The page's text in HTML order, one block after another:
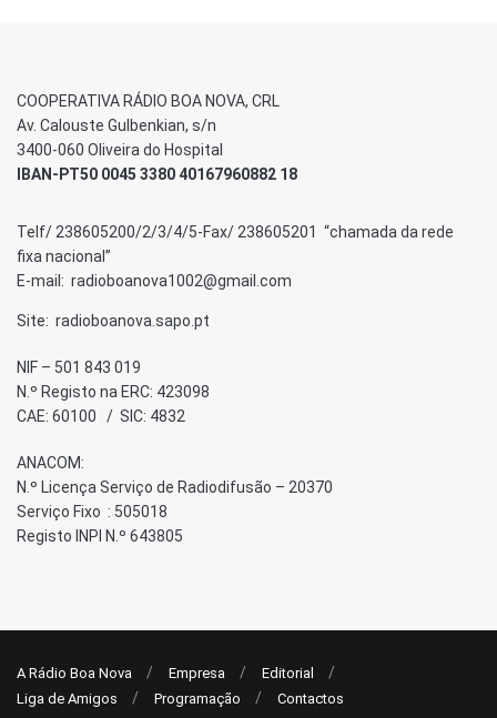
COOPERATIVA RÁDIO BOA NOVA, CRL
Av. Calouste Gulbenkian, s/n
3400-060 Oliveira do Hospital
IBAN-PT50 0045 3380 40167960882 18
Telf/ 238605200/2/3/4/5-Fax/ 238605201 “chamada da rede
fixa nacional”
E-mail: radioboanova1002@gmail.com
Site: radioboanova.sapo.pt
NIF – 501 843 019
N.º Registo na ERC: 423098
CAE: 60100 / SIC: 4832
ANACOM:
N.º Licença Serviço de Radiodifusão – 20370
Serviço Fixo : 505018
Registo INPI N.º 643805
A Rádio Boa Nova Empresa
Editorial
Liga de Amigos
Programação Contactos